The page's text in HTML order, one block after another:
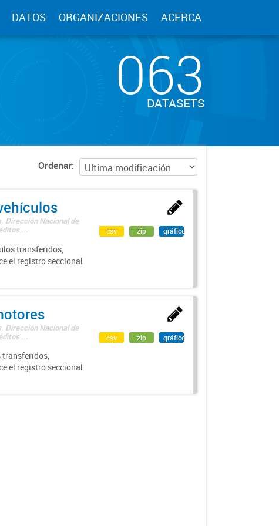
DATOS ORGANIZACIONES ACERCA
063
DATASETS
Ordenar
Dirección Nacional de
...
transferidos,
el registro seccional
csv zip gráfico
Dirección Nacional de
...
transferidos,
el registro seccional
csv zip gráfico